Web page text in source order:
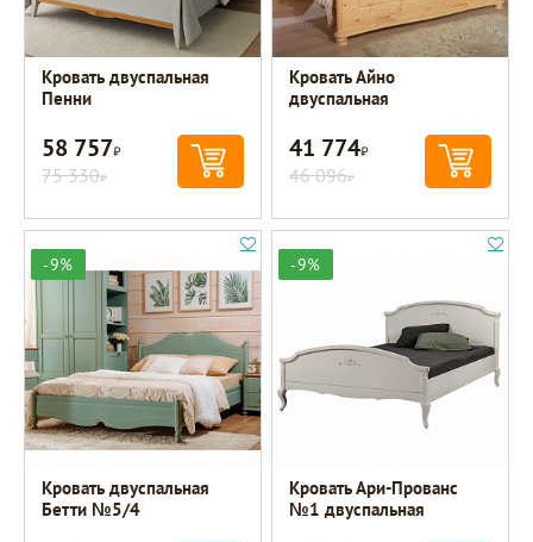
Кровать двуспальная
Пенни
58 757Р
75 330Р
Кровать Айно
двуспальная
41 774Р
46 096Р
-9%
Кровать двуспальная
Бетти №5/4
-9%
Кровать Ари-Прованс
№1 двуспальная